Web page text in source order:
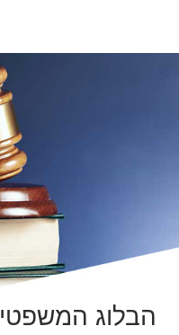
הבלוג המשפטי